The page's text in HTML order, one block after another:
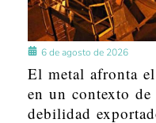
6 de agosto de 2026
El metal afronta
en un contexto
debilidad